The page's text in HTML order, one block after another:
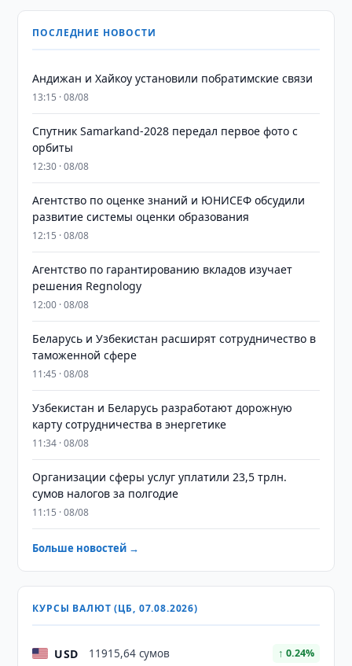
ПОСЛЕДНИЕ НОВОСТИ
Андижан и Хайкоу установили побратимские связи
13:15 · 08/08
Спутник Samarkand-2028 передал первое фото с
орбиты
12:30 · 08/08
Агентство по оценке знаний и ЮНИСЕФ обсудили
развитие системы оценки образования
12:15 · 08/08
Агентство по гарантированию вкладов изучает
решения Regnology
12:00 · 08/08
Беларусь и Узбекистан расширят сотрудничество в
таможенной сфере
11:45 · 08/08
Узбекистан и Беларусь разработают дорожную
карту сотрудничества в энергетике
11:34 · 08/08
Организации сферы услуг уплатили 23,5 трлн.
сумов налогов за полгодие
11:15 · 08/08
Больше новостей →
КУРСЫ ВАЛЮТ (ЦБ, 07.08.2026)
USD 11915,64 сумов ↑ 0.24%